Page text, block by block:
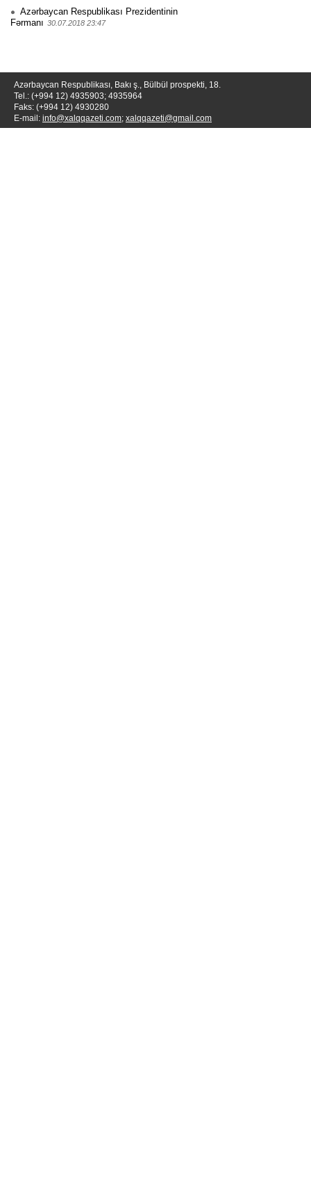
Azərbaycan Respublikası Prezidentinin
Fərmanı 30.07.2018 23:47
Azərbaycan Respublikası, Bakı ş., Bülbül prospekti, 18.
Tel.: (+994 12) 4935903; 4935964
Faks: (+994 12) 4930280
E-mail: info@xalqqazeti.com; xalqqazeti@gmail.com